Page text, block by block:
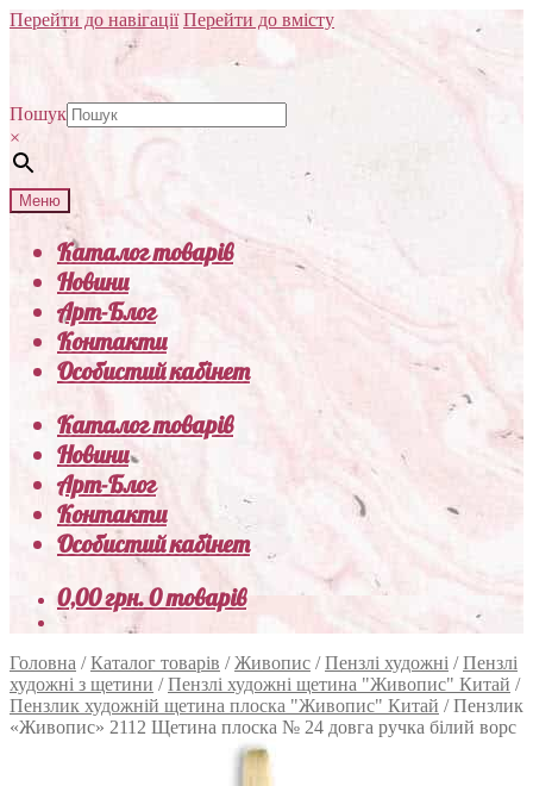
Перейти до навігації Перейти до вмісту
Пошук
×
Меню
Каталог товарів
Новини
Арт-Блог
Контакти
Особистий кабінет
Каталог товарів
Новини
Арт-Блог
Контакти
Особистий кабінет
0,00грн.0 товарів
Головна /Каталог товарів /Живопис /Пензлі художні /Пензлі
художні з щетини /Пензлі художні щетина "Живопис" Китай /
Пензлик художній щетина плоска "Живопис" Китай /Пензлик
«Живопис» 2112 Щетина плоска № 24 довга ручка білий ворс